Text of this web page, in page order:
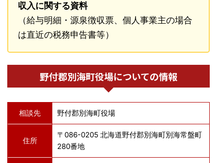
収入に関する資料
（給与明細・源泉徴収票、個人事業主の場合
は直近の税務申告書等）
野付郡別海町役場についての情報
相談先 野付郡別海町役場
住所
〒086-0205 北海道野付郡別海町別海常盤町
280番地